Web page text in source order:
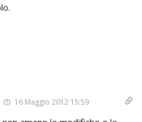
16 Maggio 2012 15:59